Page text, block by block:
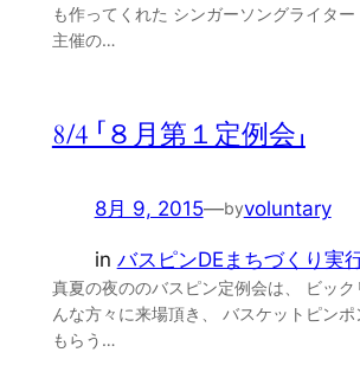
も作ってくれた シンガーソングライタ
主催の…
8/4 「８月第１定例会」
8月 9, 2015—byvoluntary
in バスピンDEまちづくり実
真夏の夜ののバスピン定例会は、 ビッ
んな方々に来場頂き、 バスケットピン
もらう…